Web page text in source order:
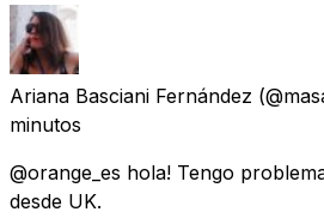
Ariana Basciani Fernández
minutos
@orange_es hola! Tengo
desde UK.